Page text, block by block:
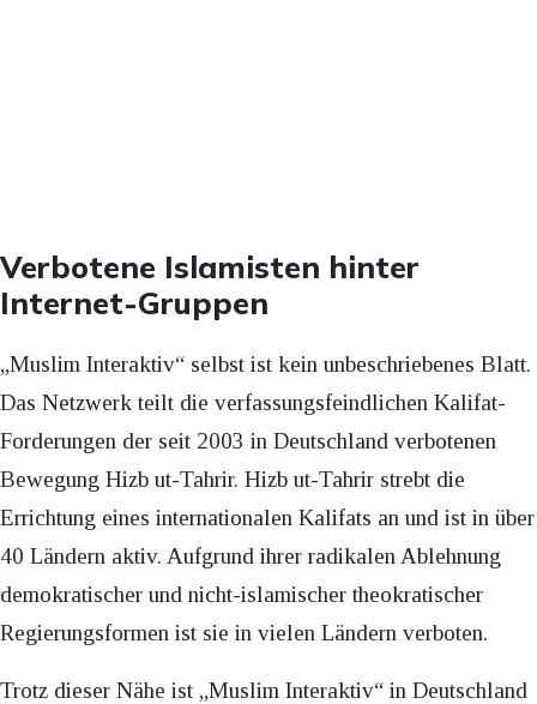
Verbotene Islamisten hinter
Internet-Gruppen
„Muslim Interaktiv“ selbst ist kein unbeschriebenes Blatt.
Das Netzwerk teilt die verfassungsfeindlichen Kalifat-
Forderungen der seit 2003 in Deutschland verbotenen
Bewegung Hizb ut-Tahrir. Hizb ut-Tahrir strebt die
Errichtung eines internationalen Kalifats an und ist in über
40 Ländern aktiv. Aufgrund ihrer radikalen Ablehnung
demokratischer und nicht-islamischer theokratischer
Regierungsformen ist sie in vielen Ländern verboten.
Trotz dieser Nähe ist „Muslim Interaktiv“ in Deutschland